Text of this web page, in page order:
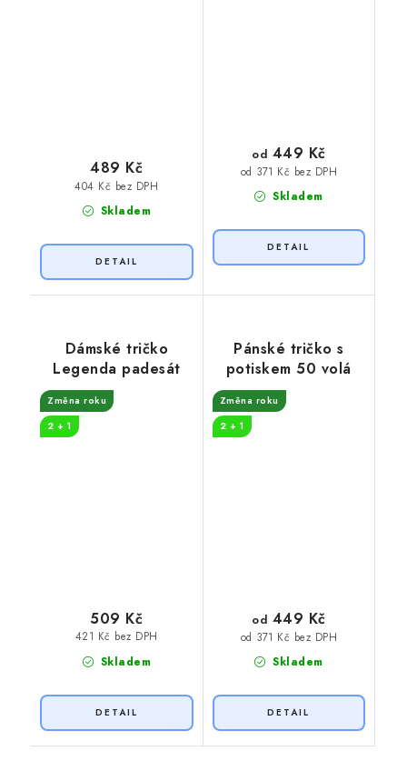
Skladem
404 Kč bez DPH
489 Kč
Skladem
od 371 Kč bez DPH
od 449 Kč
Dámské tričko
Legenda padesát
Změna roku
2 + 1
Skladem
421 Kč bez DPH
509 Kč
Pánské tričko s
potiskem 50 volá
Změna roku
2 + 1
Skladem
od 371 Kč bez DPH
od 449 Kč